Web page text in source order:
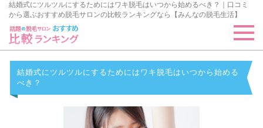
結婚式にツルツルにするためにはワキ脱毛はいつから始めるべき？｜口コミ
から選ぶおすすめ脱毛サロンの比較ランキングなら【みんなの脱毛生活】
結婚式にツルツルにするためにはワキ脱毛はいつから始める
べき？